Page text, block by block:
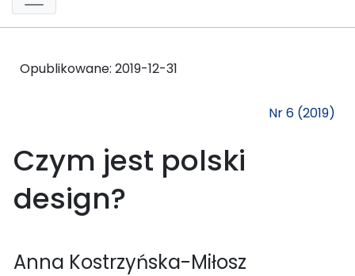
Opublikowane: 2019-12-31
Nr 6 (2019)
Czym jest polski
design?
Anna Kostrzyńska-Miłosz